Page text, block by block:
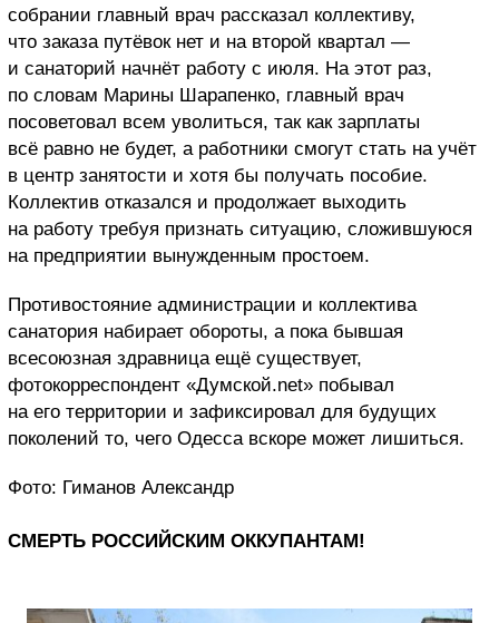
собрании главный врач рассказал коллективу,
что заказа путёвок нет и на второй квартал —
и санаторий начнёт работу с июля. На этот раз,
по словам Марины Шарапенко, главный врач
посоветовал всем уволиться, так как зарплаты
всё равно не будет, а работники смогут стать на учёт
в центр занятости и хотя бы получать пособие.
Коллектив отказался и продолжает выходить
на работу требуя признать ситуацию, сложившуюся
на предприятии вынужденным простоем.
Противостояние администрации и коллектива
санатория набирает обороты, а пока бывшая
всесоюзная здравница ещё существует,
фотокорреспондент «Думской.net» побывал
на его территории и зафиксировал для будущих
поколений то, чего Одесса вскоре может лишиться.
Фото: Гиманов Александр
СМЕРТЬ РОССИЙСКИМ ОККУПАНТАМ!